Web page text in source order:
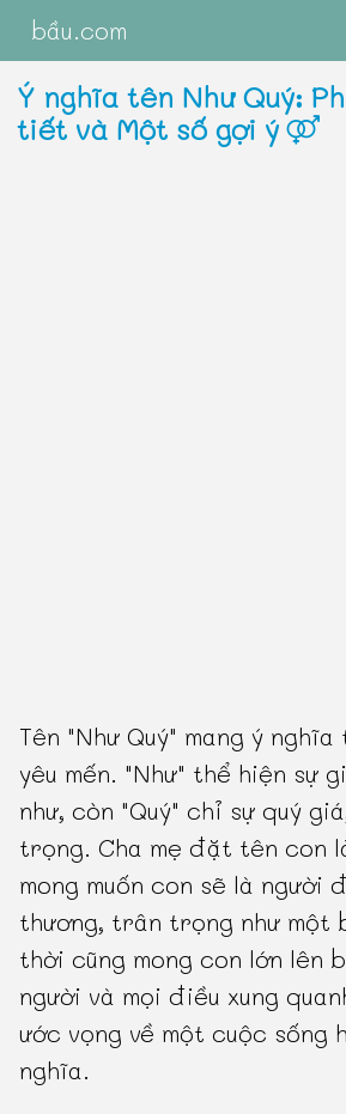
bầu.com
Ý nghĩa tên Như Quý:
tiết và Một số gợi ý
Tên "Như Quý" mang ý
yêu mến. "Như" thể hiện sự
như, còn "Quý" chỉ sự quý
trọng. Cha mẹ đặt tên con
mong muốn con sẽ là người
thương, trân trọng như một
thời cũng mong con lớn lên
người và mọi điều xung
ước vọng về một cuộc sống
nghĩa.